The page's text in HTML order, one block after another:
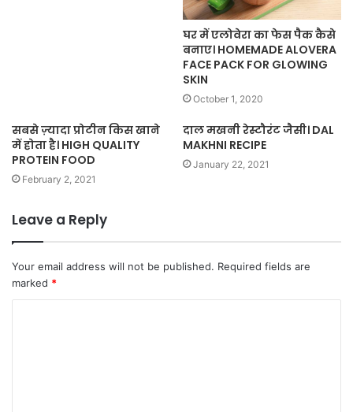
घर में एलोवेरा का फेस पैक कैसे
बनाए। HOMEMADE ALOVERA
FACE PACK FOR GLOWING
SKIN
October 1, 2020
सबसे ज़्यादा प्रोटीन किस खाने
में होता है। HIGH QUALITY
PROTEIN FOOD
February 2, 2021
दाल मखनी रेस्टौरंट जैसी। DAL
MAKHNI RECIPE
January 22, 2021
Leave a Reply
Your email address will not be published. Required fields are
marked *